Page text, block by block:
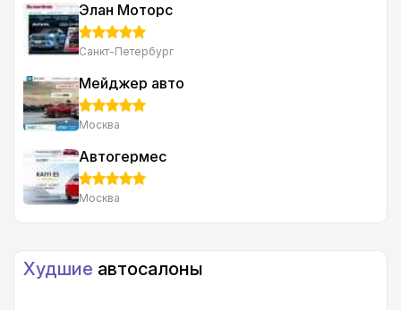
Элан Моторс
Санкт-Петербург
Мейджер авто
Москва
Автогермес
Москва
Худшие автосалоны